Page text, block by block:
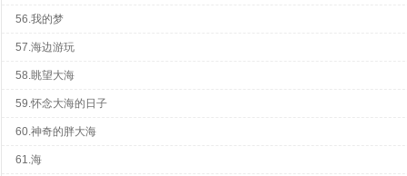
56.我的梦
57.海边游玩
58.眺望大海
59.怀念大海的日子
60.神奇的胖大海
61.海